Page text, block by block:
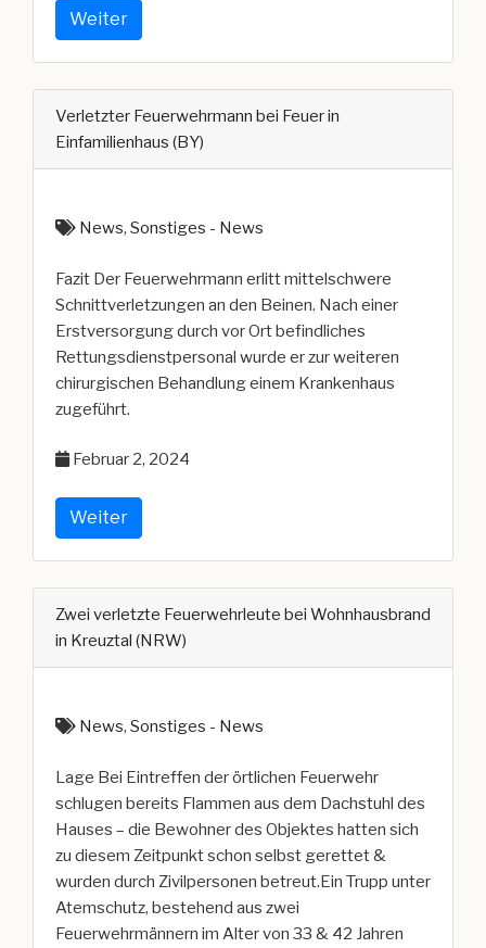
Teile
(NRW)“
Weiter
Verletzter Feuerwehrmann bei Feuer in
Einfamilienhaus (BY)
News, Sonstiges - News
Fazit Der Feuerwehrmann erlitt mittelschwere
Schnittverletzungen an den Beinen. Nach einer
Erstversorgung durch vor Ort befindliches
Rettungsdienstpersonal wurde er zur weiteren
chirurgischen Behandlung einem Krankenhaus
zugeführt.
Februar 2, 2024
Weiter
Zwei verletzte Feuerwehrleute bei Wohnhausbrand
in Kreuztal (NRW)
News, Sonstiges - News
Lage Bei Eintreffen der örtlichen Feuerwehr
schlugen bereits Flammen aus dem Dachstuhl des
Hauses – die Bewohner des Objektes hatten sich
zu diesem Zeitpunkt schon selbst gerettet &
wurden durch Zivilpersonen betreut.Ein Trupp unter
Atemschutz, bestehend aus zwei
Feuerwehrmännern im Alter von 33 & 42 Jahren